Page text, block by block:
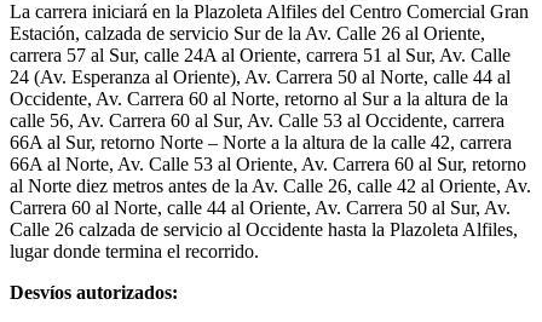
La carrera iniciará en la Plazoleta Alfiles del Centro Comercial Gran
Estación, calzada de servicio Sur de la Av. Calle 26 al Oriente,
carrera 57 al Sur, calle 24A al Oriente, carrera 51 al Sur, Av. Calle
24 (Av. Esperanza al Oriente), Av. Carrera 50 al Norte, calle 44 al
Occidente, Av. Carrera 60 al Norte, retorno al Sur a la altura de la
calle 56, Av. Carrera 60 al Sur, Av. Calle 53 al Occidente, carrera
66A al Sur, retorno Norte – Norte a la altura de la calle 42, carrera
66A al Norte, Av. Calle 53 al Oriente, Av. Carrera 60 al Sur, retorno
al Norte diez metros antes de la Av. Calle 26, calle 42 al Oriente, Av.
Carrera 60 al Norte, calle 44 al Oriente, Av. Carrera 50 al Sur, Av.
Calle 26 calzada de servicio al Occidente hasta la Plazoleta Alfiles,
lugar donde termina el recorrido.
Desvíos autorizados: